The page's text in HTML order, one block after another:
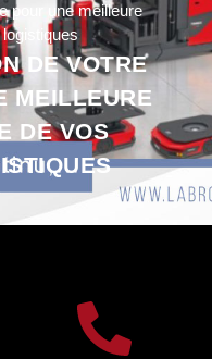
pour une meilleure
DE VOTRE
MEILLEURE
DE VOS